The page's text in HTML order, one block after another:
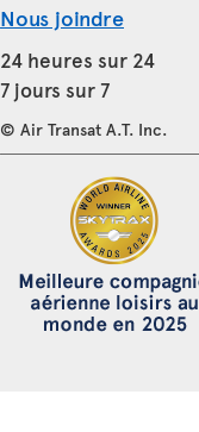
Nous joindre
24 heures sur 24
7 jours sur 7
© Air Transat A.T. Inc.